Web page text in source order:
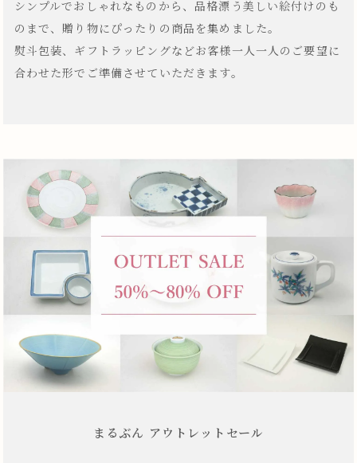
シンプルでおしゃれなものから、品格漂う美しい絵付けのも
のまで、贈り物にぴったりの商品を集めました。
熨斗包装、ギフトラッピングなどお客様一人一人のご要望に
合わせた形でご準備させていただきます。
まるぶん アウトレットセール